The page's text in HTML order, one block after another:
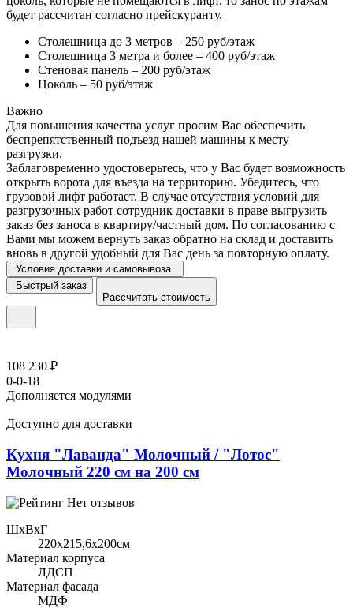
будет рассчитан согласно прейскуранту.
Столешница до 3 метров – 250 руб/этаж
Столешница 3 метра и более – 400 руб/этаж
Стеновая панель – 200 руб/этаж
Цоколь – 50 руб/этаж
Важно
Для повышения качества услуг просим Вас обеспечить
беспрепятственный подъезд нашей машины к месту
разгрузки.
Заблаговременно удостоверьтесь, что у Вас будет возможность
открыть ворота для въезда на территорию. Убедитесь, что
грузовой лифт работает. В случае отсутствия условий для
разгрузочных работ сотрудник доставки в праве выгрузить
заказ без заноса в квартиру/частный дом. По согласованию с
Вами мы можем вернуть заказ обратно на склад и доставить
вновь в другой удобный для Вас день за повторную оплату.
Условия доставки и самовывоза
Быстрый заказ
Рассчитать стоимость
108 230 ₽
0-0-18
Дополняется модулями
Доступно для доставки
Кухня "Лаванда" Молочный / "Лотос"
Молочный 220 см на 200 см
Нет отзывов
ШхВхГ
220x215,6х200см
Материал корпуса
ЛДСП
Материал фасада
МДФ